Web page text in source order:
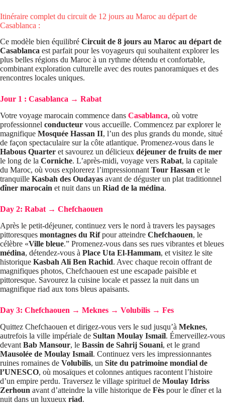
Itinéraire complet du circuit de 12 jours au Maroc au départ de
Casablanca :
Ce modèle bien équilibré Circuit de 8 jours au Maroc au départ de
Casablanca est parfait pour les voyageurs qui souhaitent explorer les
plus belles régions du Maroc à un rythme détendu et confortable,
combinant exploration culturelle avec des routes panoramiques et des
rencontres locales uniques.
Jour 1 : Casablanca → Rabat
Votre voyage marocain commence dans Casablanca, où votre
professionnel conducteur vous accueille. Commencez par explorer le
magnifique Mosquée Hassan II, l’un des plus grands du monde, situé
de façon spectaculaire sur la côte atlantique. Promenez-vous dans le
Habous Quarter et savourez un délicieux déjeuner de fruits de mer
le long de la Corniche. L’après-midi, voyage vers Rabat, la capitale
du Maroc, où vous explorerez l’impressionnant Tour Hassan et le
tranquille Kasbah des Oudayas avant de déguster un plat traditionnel
dîner marocain et nuit dans un Riad de la médina.
Day 2: Rabat → Chefchaouen
Après le petit-déjeuner, continuez vers le nord à travers les paysages
pittoresques montagnes du Rifpour atteindre Chefchaouen, le
célèbre «Ville bleue.” Promenez-vous dans ses rues vibrantes et bleues
médina, détendez-vous à Place Uta El-Hammam, et visitez le site
historique Kasbah Ali Ben Rachid. Avec chaque recoin offrant de
magnifiques photos, Chefchaouen est une escapade paisible et
pittoresque. Savourez la cuisine locale et passez la nuit dans un
magnifique riad aux tons bleus apaisants.
Day 3: Chefchaouen → Meknes → Volubilis → Fes
Quittez Chefchaouen et dirigez-vous vers le sud jusqu’à Meknes,
autrefois la ville impériale de Sultan Moulay Ismaïl. Émerveillez-vous
devant Bab Mansour, le Bassin de Sahrij Souani, et le grand
Mausolée de Moulay Ismail. Continuez vers les impressionnantes
ruines romaines de Volubilis, un Site du patrimoine mondial de
l’UNESCO, où mosaïques et colonnes antiques racontent l’histoire
d’un empire perdu. Traversez le village spirituel de Moulay Idriss
Zerhoun avant d’atteindre la ville historique de Fès pour le dîner et la
nuit dans un luxueux riad.